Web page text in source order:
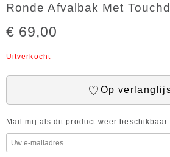
Ronde Afvalbak Met
€ 69,00
Uitverkocht
Op
Mail mij als dit product weer beschikbaar